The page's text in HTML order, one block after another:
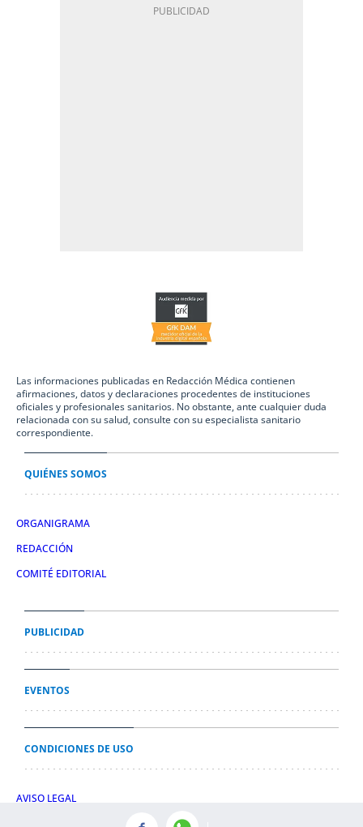
Las informaciones publicadas en Redacción Médica contienen
afirmaciones, datos y declaraciones procedentes de instituciones
oficiales y profesionales sanitarios. No obstante, ante cualquier duda
relacionada con su salud, consulte con su especialista sanitario
correspondiente.
QUIÉNES SOMOS
ORGANIGRAMA
REDACCIÓN
COMITÉ EDITORIAL
PUBLICIDAD
EVENTOS
CONDICIONES DE USO
AVISO LEGAL